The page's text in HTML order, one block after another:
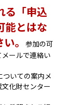
る「申込
能とはな
。
参加の可
ールで連絡い
ついての案内メ
化財センター